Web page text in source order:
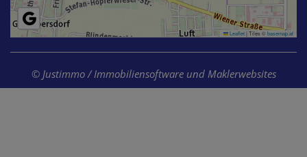
Leaflet|Tiles ©basemap.at
© Justimmo / Immobiliensoftware und Maklerwebsites